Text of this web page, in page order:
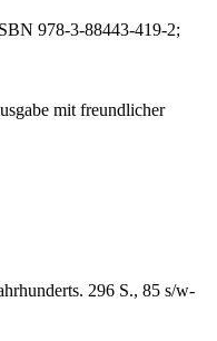
978-3-88443-419-2;
mit freundlicher
296 S., 85 s/w-